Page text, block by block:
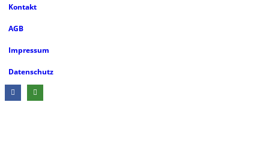
Kontakt
AGB
Impressum
Datenschutz